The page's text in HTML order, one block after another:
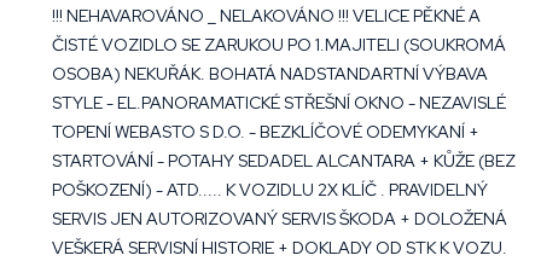
!!! NEHAVAROVÁNO _ NELAKOVÁNO !!! VELICE PĚKNÉ A
ČISTÉ VOZIDLO SE ZARUKOU PO 1.MAJITELI (SOUKROMÁ
OSOBA) NEKUŘÁK. BOHATÁ NADSTANDARTNÍ VÝBAVA
STYLE - EL.PANORAMATICKÉ STŘEŠNÍ OKNO - NEZAVISLÉ
TOPENÍ WEBASTO S D.O. - BEZKLÍČOVÉ ODEMYKANÍ +
STARTOVÁNÍ - POTAHY SEDADEL ALCANTARA + KŮŽE (BEZ
POŠKOZENÍ) - ATD..... K VOZIDLU 2X KLÍČ . PRAVIDELNÝ
SERVIS JEN AUTORIZOVANÝ SERVIS ŠKODA + DOLOŽENÁ
VEŠKERÁ SERVISNÍ HISTORIE + DOKLADY OD STK K VOZU.